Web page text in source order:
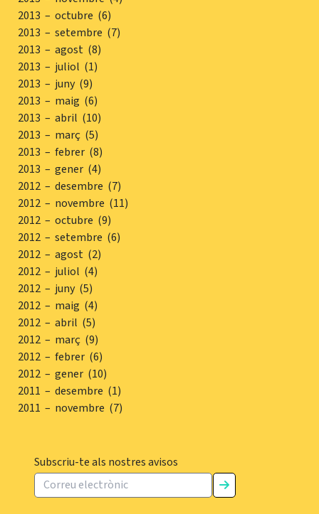
2013 – octubre (6)
2013 – setembre (7)
2013 – agost (8)
2013 – juliol (1)
2013 – juny (9)
2013 – maig (6)
2013 – abril (10)
2013 – març (5)
2013 – febrer (8)
2013 – gener (4)
2012 – desembre (7)
2012 – novembre (11)
2012 – octubre (9)
2012 – setembre (6)
2012 – agost (2)
2012 – juliol (4)
2012 – juny (5)
2012 – maig (4)
2012 – abril (5)
2012 – març (9)
2012 – febrer (6)
2012 – gener (10)
2011 – desembre (1)
2011 – novembre (7)
Subscriu-te als nostres avisos